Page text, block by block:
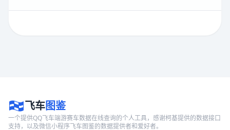
飞车图鉴
一个提供QQ飞车端游赛车数据在线查询的个人工具，感谢柯基提供的数据接口
支持，以及微信小程序飞车图鉴的数据提供者和爱好者。